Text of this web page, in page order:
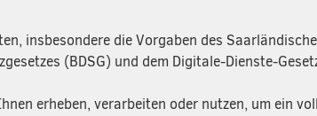
insbesondere die Vorgaben des
(BDSG) und dem Digitale-Dienste-
erheben, verarbeiten oder nutzen, um ein